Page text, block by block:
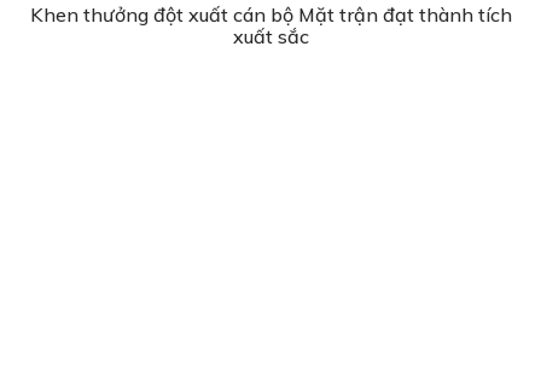
Khen thưởng đột xuất cán bộ Mặt trận đạt thành tích
xuất sắc